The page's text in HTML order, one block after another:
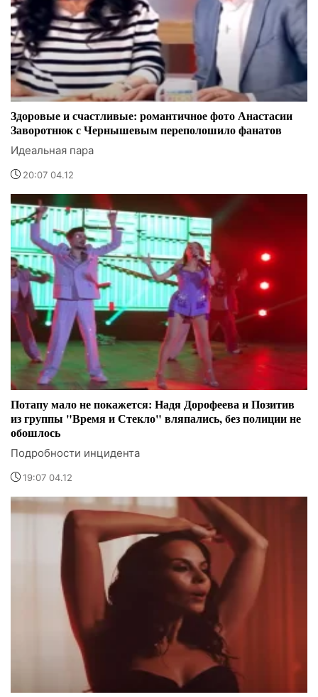
Здоровые и счастливые: романтичное фото Анастасии
Заворотнюк с Чернышевым переполошило фанатов
Идеальная пара
20:07 04.12
Потапу мало не покажется: Надя Дорофеева и Позитив
из группы "Время и Стекло" вляпались, без полиции не
обошлось
Подробности инцидента
19:07 04.12